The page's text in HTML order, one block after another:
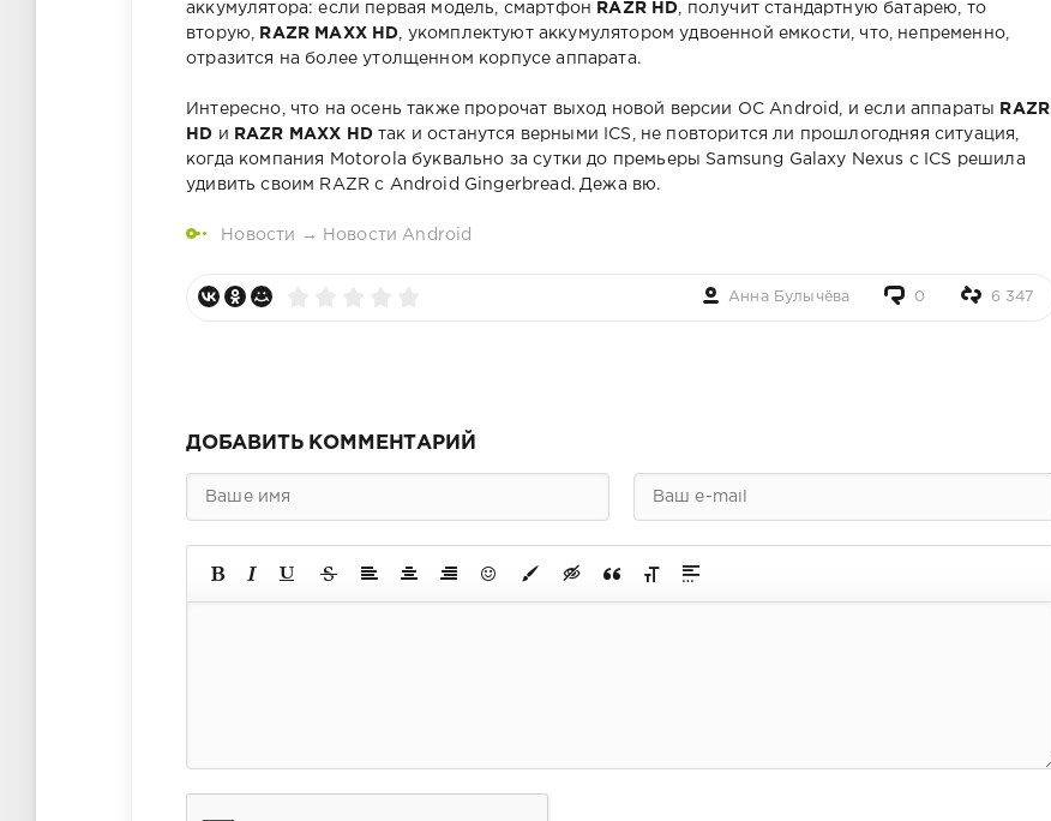
аккумулятора: если первая модель, смартфон
RAZR HD , получит стандартную батарею, то
вторую,
RAZR MAXX HD , укомплектуют аккумулятором удвоенной емкости, что, непременно,
отразится на более утолщенном корпусе аппарата.
Интересно, что на осень также пророчат выход новой версии ОС Android, и если аппараты
RAZR
HD и RAZR MAXX HDтак и останутся верными ICS, не повторится ли прошлогодняя ситуация,
когда компания Motorola буквально за сутки до премьеры Samsung Galaxy Nexus с ICS решила
удивить своим RAZR с Android Gingerbread. Дежа вю.
Новости → Новости Android
Анна Булычёва 0 6 347
ДОБАВИТЬ КОММЕНТАРИЙ